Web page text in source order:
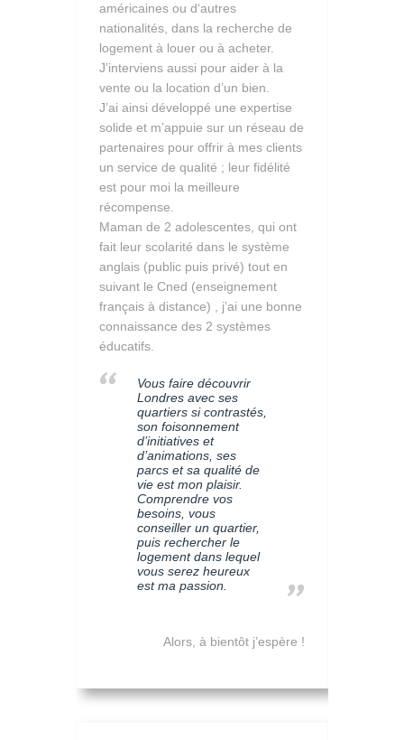
américaines ou d‘autres
nationalités, dans la recherche de
logement à louer ou à acheter.
J’interviens aussi pour aider à la
vente ou la location d’un bien.
J’ai ainsi développé une expertise
solide et m’appuie sur un réseau de
partenaires pour offrir à mes clients
un service de qualité ; leur fidélité
est pour moi la meilleure
récompense.
Maman de 2 adolescentes, qui ont
fait leur scolarité dans le système
anglais (public puis privé) tout en
suivant le Cned (enseignement
français à distance) , j’ai une bonne
connaissance des 2 systèmes
éducatifs.
Vous faire découvrir
Londres avec ses
quartiers si contrastés,
son foisonnement
d’initiatives et
d’animations, ses
parcs et sa qualité de
vie est mon plaisir.
Comprendre vos
besoins, vous
conseiller un quartier,
puis rechercher le
logement dans lequel
vous serez heureux
est ma passion.
Alors, à bientôt j’espère !